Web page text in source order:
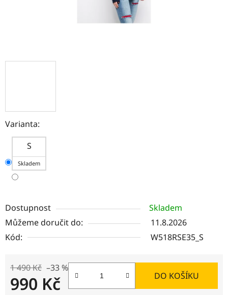
Varianta:
S
Skladem
Dostupnost
Skladem
Můžeme doručit do:
11.8.2026
Kód:
W518RSE35_S
1 490 Kč –33 %
990 Kč DO KOŠÍKU